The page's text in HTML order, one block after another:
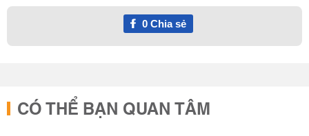
0Chia sẻ
CÓ THỂ BẠN QUAN TÂM